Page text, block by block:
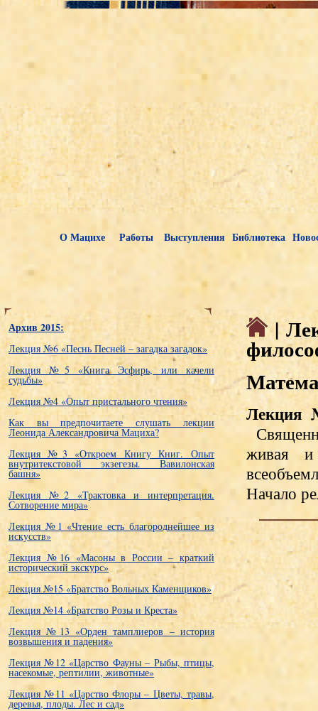
О Мацихе Работы Выступления Библиотека
Архив 2015:
Лекция №6 «Песнь Песней – загадка загадок»
Лекция №5 «Книга Эсфирь, или качели
судьбы»
Лекция №4 «Опыт пристального чтения»
Как вы предпочитаете слушать лекции
Леонида Александровича Мациха?
Лекция №3 «Откроем Книгу Книг. Опыт
внутритекстовой экзегезы. Вавилонская
башня»
Лекция №2 «Трактовка и интерпретация.
Сотворение мира»
Лекция №1 «Чтение есть благороднейшее из
искусств»
Лекция №16 «Масоны в России – краткий
исторический экскурс»
Лекция №15 «Братство Вольных Каменщиков»
Лекция №14 «Братство Розы и Креста»
Лекция №13 «Орден тамплиеров – история
возвышения и падения»
Лекция №12 «Царство Фауны – Рыбы, птицы,
насекомые, рептилии, животные»
Лекция №11 «Царство Флоры – Цветы, травы,
деревья, плоды. Лес и сад»
|
Лекция
живая и
Начало